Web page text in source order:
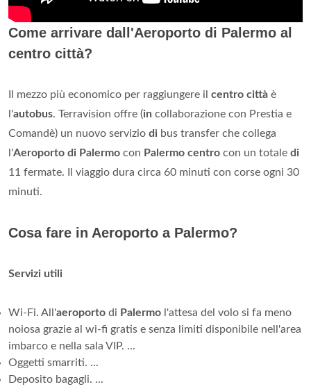
Come arrivare dall'Aeroporto di Palermo al
centro città?
Il mezzo più economico per raggiungere il centro città è
l'autobus. Terravision offre (in collaborazione con Prestia e
Comandè) un nuovo servizio di bus transfer che collega
l'Aeroporto di Palermo con Palermo centro con un totale di
11 fermate. Il viaggio dura circa 60 minuti con corse ogni 30
minuti.
Cosa fare in Aeroporto a Palermo?
Servizi utili
Wi-Fi. All'aeroporto di Palermo l'attesa del volo si fa meno
noiosa grazie al wi-fi gratis e senza limiti disponibile nell'area
imbarco e nella sala VIP. ...
Oggetti smarriti. ...
Deposito bagagli. ...